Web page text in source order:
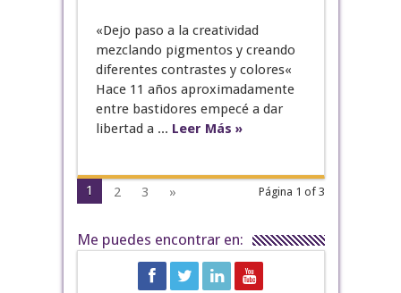
«Dejo paso a la creatividad
mezclando pigmentos y creando
diferentes contrastes y colores«
Hace 11 años aproximadamente
entre bastidores empecé a dar
libertad a ... Leer Más »
Página 1 of 3
1 2 3 »
Me puedes encontrar en: